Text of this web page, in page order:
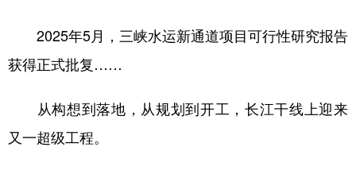
2025年5月，三峡水运新通道项目可行性研究报告
获得正式批复……
从构想到落地，从规划到开工，长江干线上迎来
又一超级工程。